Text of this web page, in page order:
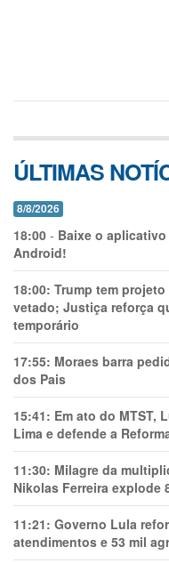
ÚLTIMAS
8/8/2026
18:00 - Baixe o
Android!
18:00: Trump tem
vetado; Justiça reforça
temporário
17:55: Moraes barra
dos Pais
15:41: Em ato do MTST,
Lima e defende a
11:30: Milagre da
Nikolas Ferreira explode
11:21: Governo Lula
atendimentos e 53 mil